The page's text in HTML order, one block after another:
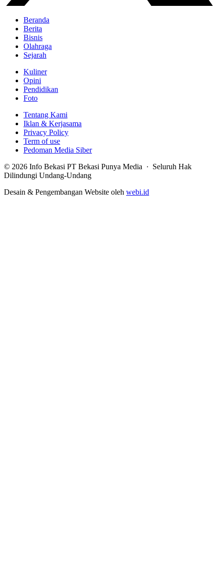
Beranda
Berita
Bisnis
Olahraga
Sejarah
Kuliner
Opini
Pendidikan
Foto
Tentang Kami
Iklan & Kerjasama
Privacy Policy
Term of use
Pedoman Media Siber
© 2026 Info Bekasi PT Bekasi Punya Media · Seluruh Hak
Dilindungi Undang-Undang
Desain & Pengembangan Website oleh webi.id